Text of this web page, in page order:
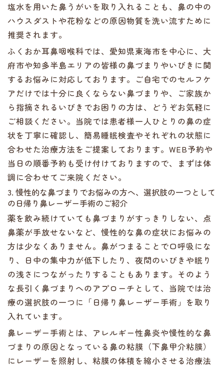
塩水を用いた鼻うがいを取り入れることも、鼻の中の
ハウスダストや花粉などの原因物質を洗い流すために
推奨されます。
ふくおか耳鼻咽喉科では、愛知県東海市を中心に、大
府市や知多半島エリアの皆様の鼻づまりやいびきに関
するお悩みに対応しております。ご自宅でのセルフケ
アだけでは十分に良くならない鼻づまりや、ご家族か
ら指摘されるいびきでお困りの方は、どうぞお気軽に
ご相談ください。当院では患者様一人ひとりの鼻の症
状を丁寧に確認し、簡易睡眠検査やそれぞれの状態に
合わせた治療方法をご提案しております。WEB予約や
当日の順番予約も受け付けておりますので、まずは体
調に合わせてご来院ください。
3. 慢性的な鼻づまりでお悩みの方へ、選択肢の一つとして
の日帰り鼻レーザー手術のご紹介
薬を飲み続けていても鼻づまりがすっきりしない、点
鼻薬が手放せないなど、慢性的な鼻の症状にお悩みの
方は少なくありません。鼻がつまることで口呼吸にな
り、日中の集中力が低下したり、夜間のいびきや眠り
の浅さにつながったりすることもあります。そのよう
な長引く鼻づまりへのアプローチとして、当院では治
療の選択肢の一つに「日帰り鼻レーザー手術」を取り
入れています。
鼻レーザー手術とは、アレルギー性鼻炎や慢性的な鼻
づまりの原因となっている鼻の粘膜（下鼻甲介粘膜）
にレーザーを照射し、粘膜の体積を縮小させる治療法